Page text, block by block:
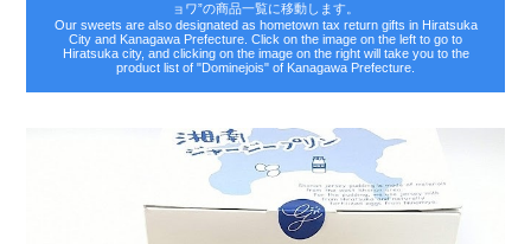
ョワ”の商品一覧に移動します。
Our sweets are also designated as hometown tax return gifts in Hiratsuka
City and Kanagawa Prefecture. Click on the image on the left to go to
Hiratsuka city, and clicking on the image on the right will take you to the
product list of "Dominejois" of Kanagawa Prefecture.